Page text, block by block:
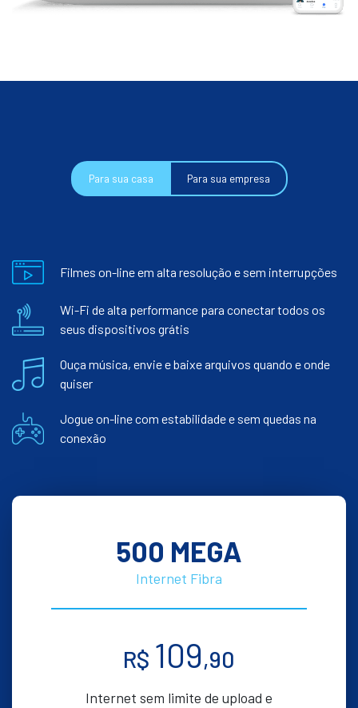
Para sua casa Para sua empresa
Filmes on-line em alta resolução e sem interrupções
Wi-Fi de alta performance para conectar todos os
seus dispositivos grátis
Ouça música, envie e baixe arquivos quando e onde
quiser
Jogue on-line com estabilidade e sem quedas na
conexão
500 MEGA
Internet Fibra
R$ 109,90
Internet sem limite de upload e